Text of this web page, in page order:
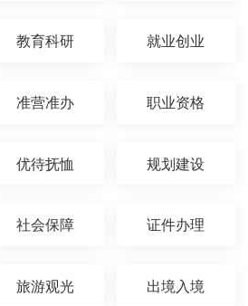
教育科研 就业创业
准营准办 职业资格
优待抚恤 规划建设
社会保障 证件办理
旅游观光 出境入境